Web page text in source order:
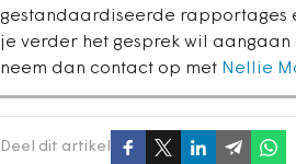
gestandaardiseerde rapportages
je verder het gesprek wil
neem dan contact op met Nellie
Deel dit artikel